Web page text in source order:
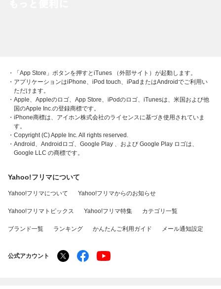
・「App Store」ボタンを押すとiTunes （外部サイト）が起動します。
・アプリケーションはiPhone、iPod touch、iPadまたはAndroidでご利用い
ただけます。
・Apple、Appleのロゴ、App Store、iPodのロゴ、iTunesは、米国および他
国のApple Inc.の登録商標です。
・iPhone商標は、アイホン株式会社のライセンスに基づき使用されていま
す。
・Copyright (C) Apple Inc. All rights reserved.
・Android、Androidロゴ、Google Play 、および Google Play ロゴは、
Google LLC の商標です。
Yahoo!フリマについて
Yahoo!フリマについて Yahoo!フリマからのお知らせ
Yahoo!フリマトピックス Yahoo!フリマ特集 カテゴリ一覧
ブランド一覧 ランキング かんたんご利用ガイド メール通知設定
公式アカウント